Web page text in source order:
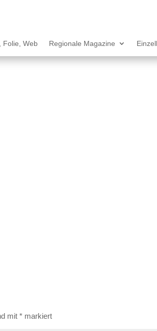
Folie, Web Regionale Magazine
mit* markiert